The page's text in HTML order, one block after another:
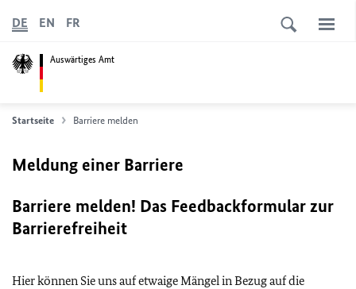
Auswärtiges Amt
DE EN FR
Startseite Barriere melden
Meldung einer Barriere
Barriere melden! Das Feedbackformular zur
Barrierefreiheit
Hier können Sie uns auf etwaige Mängel in Bezug auf die